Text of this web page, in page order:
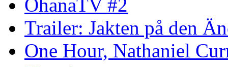
OhanaTV #2
Trailer: Jakten på den
One Hour, Nathaniel